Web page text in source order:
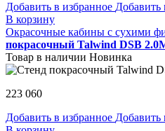
Добавить в избранное Добавить
В корзину
Окрасочные кабины с сухими
покрасочный Talwind DSB
Товар в наличии Новинка
223 060
Добавить в избранное Добавить